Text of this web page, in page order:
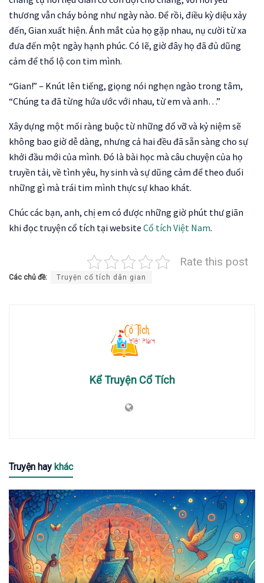
thương vẫn cháy bỏng như ngày nào. Để rồi, điều kỳ diệu xảy
đến, Gian xuất hiện. Ánh mắt của họ gặp nhau, nụ cười từ xa
đưa đến một ngày hạnh phúc. Có lẽ, giờ đây họ đã đủ dũng
cảm để thổ lộ con tim mình.
“Gian!” – Knút lên tiếng, giọng nói nghẹn ngào trong tâm,
“Chúng ta đã từng hứa ước với nhau, từ em và anh…”
Xây dựng một mối ràng buộc từ những đổ vỡ và kỷ niệm sẽ
không bao giờ dễ dàng, nhưng cả hai đều đã sẵn sàng cho sự
khởi đầu mới của mình. Đó là bài học mà câu chuyện của họ
truyền tải, về tình yêu, hy sinh và sự dũng cảm để theo đuổi
những gì mà trái tim mình thực sự khao khát.
Chúc các bạn, anh, chị em có được những giờ phút thư giãn
khi đọc truyện cổ tích tại website Cổ tích Việt Nam.
Rate this post
Các chủ đề: Truyện cổ tích dân gian
Kể Truyện Cổ Tích
Truyện hay khác